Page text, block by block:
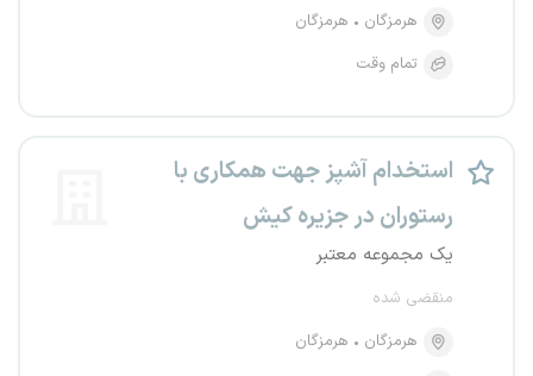
هرمزگان
هرمزگان
تمام وقت
استخدام آشپز جهت همکاری با
رستوران در جزیره کیش
یک مجموعه معتبر
منقضی شده
هرمزگان
هرمزگان